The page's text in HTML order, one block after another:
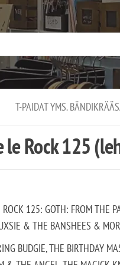
T-PAIDAT YMS.
le Rock 125
ROCK 125: GOTH: FROM THE
& THE BANSHEES &
BUDGIE, THE BIRTHDAY